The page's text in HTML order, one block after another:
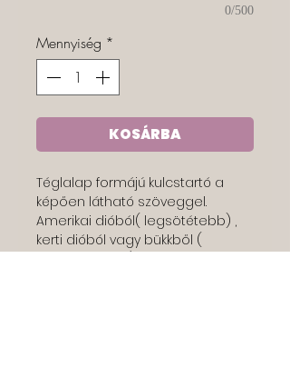
0/500
Mennyiség *
KOSÁRBA
Téglalap formájú kulcstartó a
képően látható szöveggel.
Amerikai dióból( legsötétebb) ,
kerti dióból vagy bükkből (